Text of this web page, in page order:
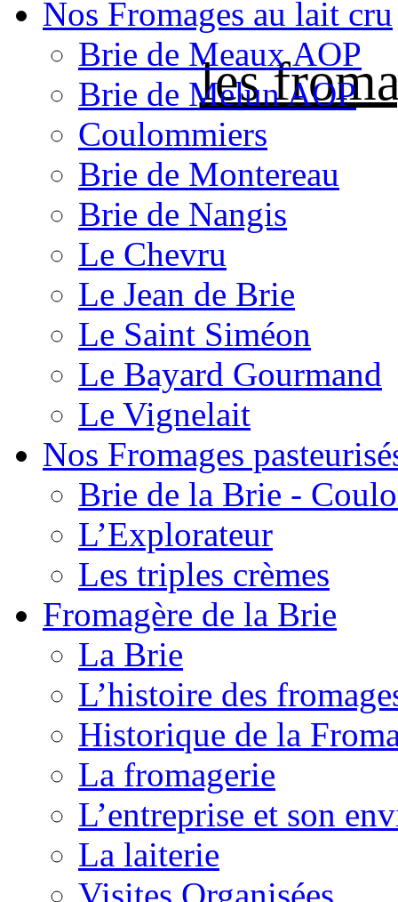
les
Nos Fromages au lait cru
Brie de Meaux AOP
Brie de Melun AOP
Coulommiers
Brie de Montereau
Brie de Nangis
Le Chevru
Le Jean de Brie
Le Saint Siméon
Le Bayard Gourmand
Le Vignelait
Nos Fromages
Brie de la Brie -
L’Explorateur
Les triples crèmes
Fromagère de la Brie
La Brie
L’histoire des
Historique de la
La fromagerie
L’entreprise et son
La laiterie